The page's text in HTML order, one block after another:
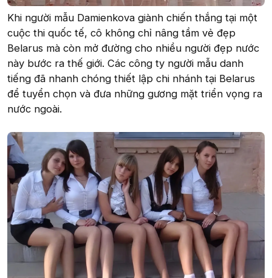
Khi người mẫu Damienkova giành chiến thắng tại một
cuộc thi quốc tế, cô không chỉ nâng tầm vẻ đẹp
Belarus mà còn mở đường cho nhiều người đẹp nước
này bước ra thế giới. Các công ty người mẫu danh
tiếng đã nhanh chóng thiết lập chi nhánh tại Belarus
để tuyển chọn và đưa những gương mặt triển vọng ra
nước ngoài.